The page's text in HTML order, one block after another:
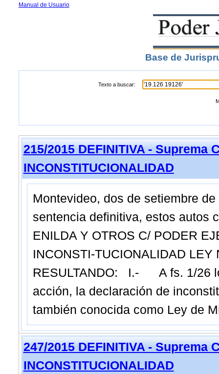
Manual de Usuario
Base de
Texto a buscar:
215/2015 DEFINITIVA - Suprema
INCONSTITUCIONALIDAD
Montevideo, dos de setiembre
sentencia definitiva, estos autos
ENILDA Y OTROS C/ PODER
INCONSTI-TUCIONALIDAD
RESULTANDO: I.- A fs. 1/26
acción, la declaración de
también conocida como Ley de
247/2015 DEFINITIVA - Suprema
INCONSTITUCIONALIDAD